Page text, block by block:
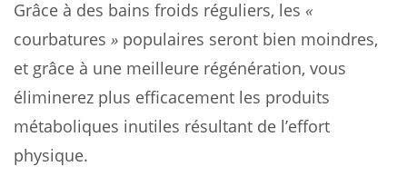
Grâce à des bains froids réguliers, les «
courbatures » populaires seront bien moindres,
et grâce à une meilleure régénération, vous
éliminerez plus efficacement les produits
métaboliques inutiles résultant de l’effort
physique.